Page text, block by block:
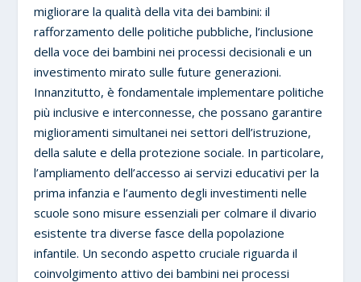
migliorare la qualità della vita dei bambini: il
rafforzamento delle politiche pubbliche, l’inclusione
della voce dei bambini nei processi decisionali e un
investimento mirato sulle future generazioni.
Innanzitutto, è fondamentale implementare politiche
più inclusive e interconnesse, che possano garantire
miglioramenti simultanei nei settori dell’istruzione,
della salute e della protezione sociale. In particolare,
l’ampliamento dell’accesso ai servizi educativi per la
prima infanzia e l’aumento degli investimenti nelle
scuole sono misure essenziali per colmare il divario
esistente tra diverse fasce della popolazione
infantile. Un secondo aspetto cruciale riguarda il
coinvolgimento attivo dei bambini nei processi